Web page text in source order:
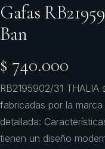
Gafas
Ban
$ 740.000
RB2195902/31
fabricadas por la
detallada:
tienen un diseño